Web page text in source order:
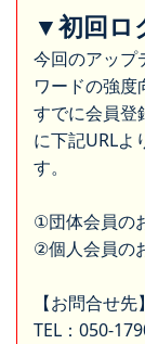
▼初回ロ
今回のアップ
ワードの強度
すでに会員登
に下記URLよ
す。
①団体会員の
②個人会員の
【お問合せ先】
TEL：050-